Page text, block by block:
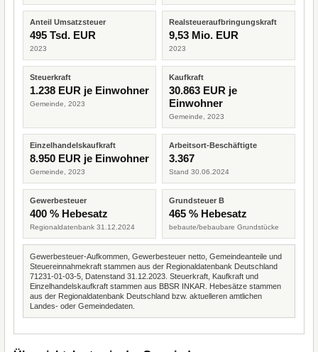
Anteil Umsatzsteuer
495 Tsd. EUR
2023
Realsteueraufbringungskraft
9,53 Mio. EUR
2023
Steuerkraft
1.238 EUR je Einwohner
Gemeinde, 2023
Kaufkraft
30.863 EUR je
Einwohner
Gemeinde, 2023
Einzelhandelskaufkraft
8.950 EUR je Einwohner
Gemeinde, 2023
Arbeitsort-Beschäftigte
3.367
Stand 30.06.2024
Gewerbesteuer
400 % Hebesatz
Regionaldatenbank 31.12.2024
Grundsteuer B
465 % Hebesatz
bebaute/bebaubare Grundstücke
Gewerbesteuer-Aufkommen, Gewerbesteuer netto, Gemeindeanteile und
Steuereinnahmekraft stammen aus der Regionaldatenbank Deutschland
71231-01-03-5, Datenstand 31.12.2023. Steuerkraft, Kaufkraft und
Einzelhandelskaufkraft stammen aus BBSR INKAR. Hebesätze stammen
aus der Regionaldatenbank Deutschland bzw. aktuelleren amtlichen
Landes- oder Gemeindedaten.